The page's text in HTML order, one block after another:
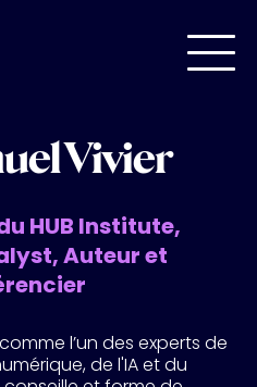
Vivier
HUB Institute,
Auteur et
l’un des experts de
de l'IA et du